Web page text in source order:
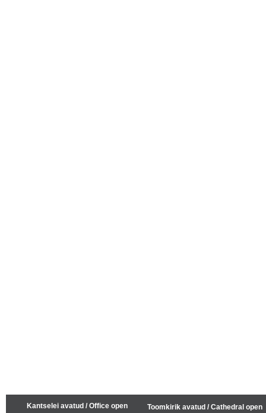
Kantselei avatud / Office open
Toomkirik avatud / Cathedral open